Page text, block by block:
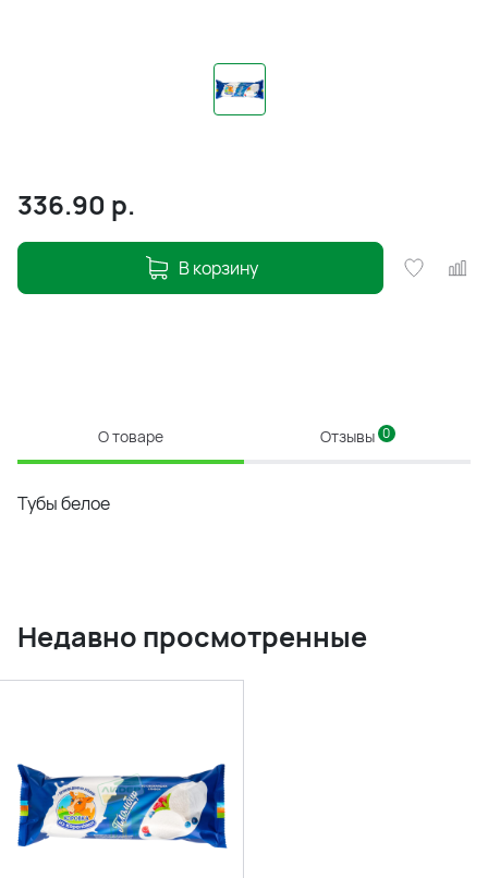
336.90 р.
В корзину
О товаре Отзывы 0
Тубы белое
Недавно просмотренные